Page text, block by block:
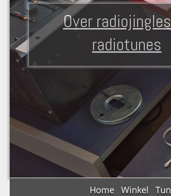
Over
radiotunes
Home Winkel